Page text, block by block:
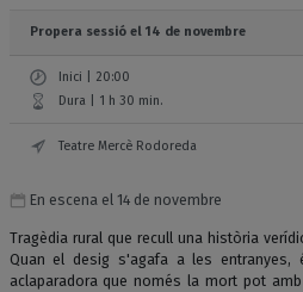
Propera sessió el 14 de novembre
Inici | 20:00
Dura | 1 h 30 min.
Teatre Mercè Rodoreda
En escena el 14 de novembre
Tragèdia rural que recull una història
Quan el desig s'agafa a les entranyes,
aclaparadora que només la mort pot